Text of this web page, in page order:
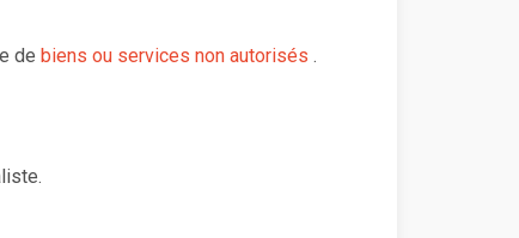
de biens ou services non autorisés .